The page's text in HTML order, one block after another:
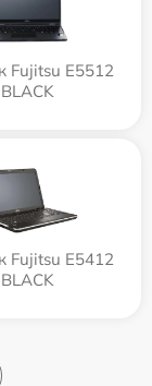
Fujitsu E5512
BLACK
Fujitsu E5412
BLACK